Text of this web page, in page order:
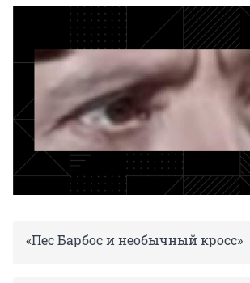
«Пес Барбос и необычный кросс»